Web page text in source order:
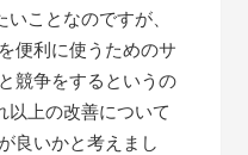
ことなのですが、
便利に使うためのサ
競争をするというの
以上の改善について
良いかと考えまし